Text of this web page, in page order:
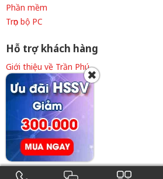
Phần mềm
Trọn bộ PC
Hỗ trợ khách hàng
Giới thiệu về Trần Phú
Thông tin tuyển dụng
Liên hệ cửa hàng
Chính sách thanh toán
Chính sách giao hàng
Chính sách bảo hành
Điều khoản sử dụng
0908.101.535
✖